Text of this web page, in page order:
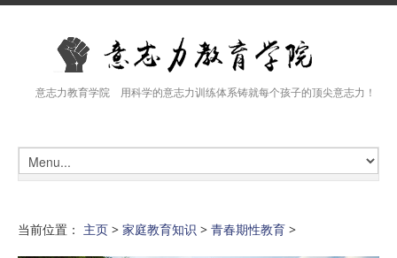
意志力教育学院 用科学的意志力训练体系铸就每个孩子的顶尖意志力！
当前位置： 主页 > 家庭教育知识 > 青春期性教育 >